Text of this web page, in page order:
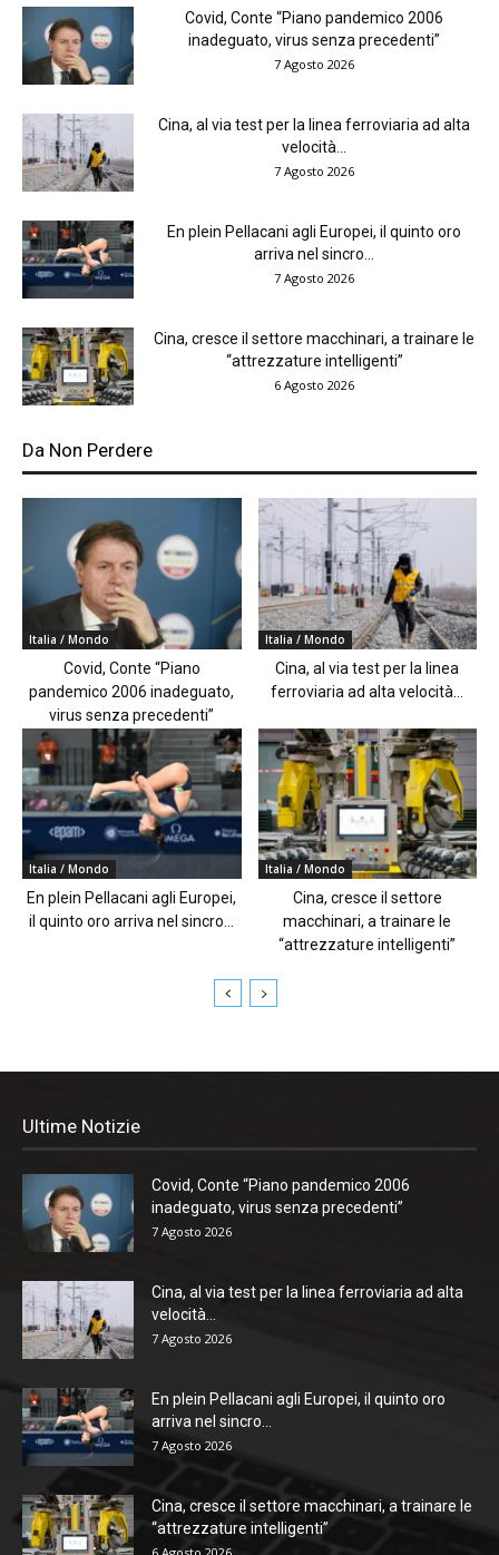
Covid, Conte “Piano pandemico 2006
inadeguato, virus senza precedenti”
7 Agosto 2026
Cina, al via test per la linea ferroviaria ad alta
velocità...
7 Agosto 2026
En plein Pellacani agli Europei, il quinto oro
arriva nel sincro...
7 Agosto 2026
Cina, cresce il settore macchinari, a trainare le
“attrezzature intelligenti”
6 Agosto 2026
Da Non Perdere
Italia / Mondo
Covid, Conte “Piano
pandemico 2006 inadeguato,
virus senza precedenti”
Italia / Mondo
Cina, al via test per la linea
ferroviaria ad alta velocità...
Italia / Mondo
En plein Pellacani agli Europei,
il quinto oro arriva nel sincro...
Italia / Mondo
Cina, cresce il settore
macchinari, a trainare le
“attrezzature intelligenti”
Ultime Notizie
Covid, Conte “Piano pandemico 2006
inadeguato, virus senza precedenti”
7 Agosto 2026
Cina, al via test per la linea ferroviaria ad alta
velocità...
7 Agosto 2026
En plein Pellacani agli Europei, il quinto oro
arriva nel sincro...
7 Agosto 2026
Cina, cresce il settore macchinari, a trainare le
“attrezzature intelligenti”